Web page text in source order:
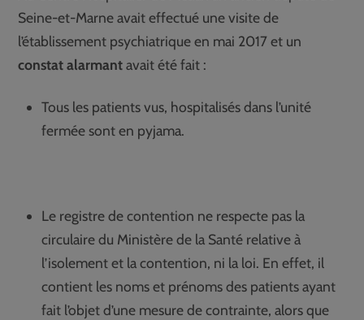
Seine-et-Marne avait effectué une visite de
l’établissement psychiatrique en mai 2017 et un
constat alarmantavait été fait :
Tous les patients vus, hospitalisés dans l’unité
fermée sont en pyjama.
Le registre de contention ne respecte pas la
circulaire du Ministère de la Santé relative à
l’isolement et la contention, ni la loi. En effet, il
contient les noms et prénoms des patients ayant
fait l’objet d’une mesure de contrainte, alors que